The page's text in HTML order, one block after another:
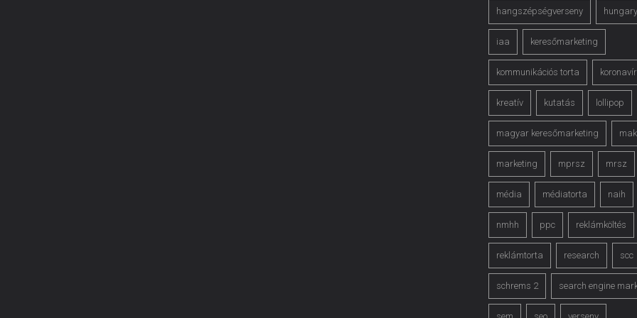
hangszépségverseny hungary
iaa keresőmarketing
kommunikációs torta
kreatív kutatás lollipop
magyar keresőmarketing
marketing mprsz mrsz
média médiatorta naih
nmhh ppc reklámköltés
reklámtorta research scc
schrems 2 search engine